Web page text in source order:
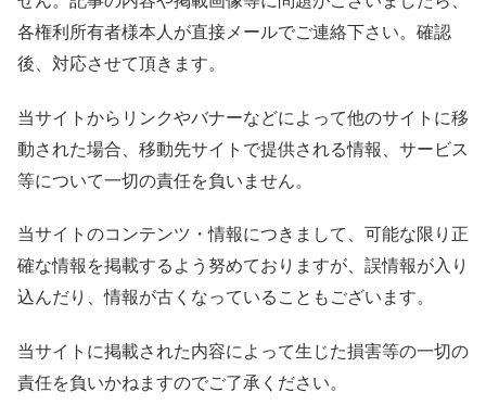
各権利所有者様本人が直接メールでご連絡下さい。確認
後、対応させて頂きます。
当サイトからリンクやバナーなどによって他のサイトに移
動された場合、移動先サイトで提供される情報、サービス
等について一切の責任を負いません。
当サイトのコンテンツ・情報につきまして、可能な限り正
確な情報を掲載するよう努めておりますが、誤情報が入り
込んだり、情報が古くなっていることもございます。
当サイトに掲載された内容によって生じた損害等の一切の
責任を負いかねますのでご了承ください。